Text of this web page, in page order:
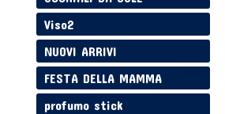
Viso2
NUOVI ARRIVI
FESTA DELLA MAMMA
profumo stick